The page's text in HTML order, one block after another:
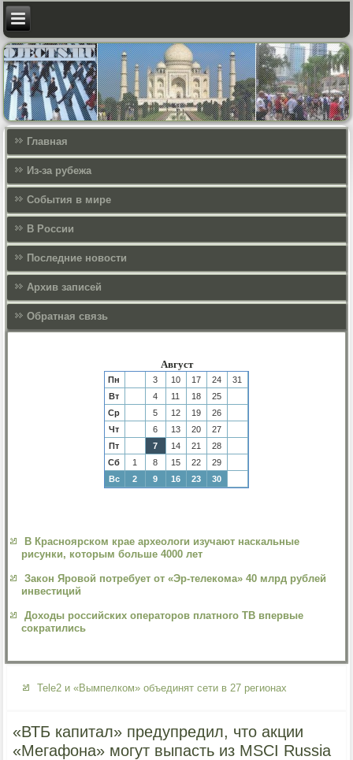
Главная
Из-за рубежа
События в мире
В России
Последние новости
Архив записей
Обратная связь
Август
Пн 3 10 17 24
31
Вт
4 11 18
25
Ср
5 12 19
26
Чт
6 13 20
27
Пт
7 14 21
28
Сб
1 8 15 22
29
Вс
2 9 16 23 30
В Красноярском крае археологи изучают наскальные
рисунки, которым больше 4000 лет
Закон Яровой потребует от «Эр-телекома» 40 млрд рублей
инвестиций
Доходы российских операторов платного ТВ впервые
сократились
Теlе2 и «Вымпелком» объединят сети в 27 регионах
«ВТБ капитал» предупредил, что акции
«Мегафона» могут выпасть из MSCI Russia